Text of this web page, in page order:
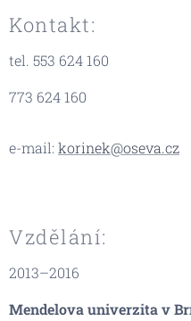
Kontakt:
tel. 553 624 160
773 624 160
e-mail: korinek@oseva.cz
Vzdělání:
2013–2016
Mendelova univerzita v